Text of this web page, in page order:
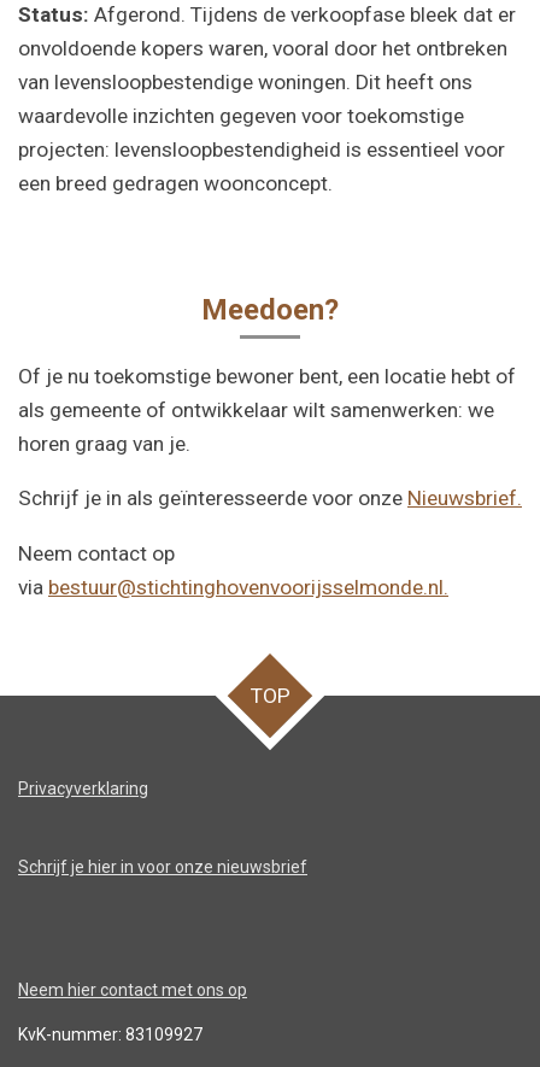
Status: Afgerond. Tijdens de verkoopfase bleek dat er
onvoldoende kopers waren, vooral door het ontbreken
van levensloopbestendige woningen. Dit heeft ons
waardevolle inzichten gegeven voor toekomstige
projecten: levensloopbestendigheid is essentieel voor
een breed gedragen woonconcept.
Meedoen?
Of je nu toekomstige bewoner bent, een locatie hebt of
als gemeente of ontwikkelaar wilt samenwerken: we
horen graag van je.
Schrijf je in als geïnteresseerde voor onze Nieuwsbrief.
Neem contact op
via bestuur@stichtinghovenvoorijsselmonde.nl.
TOP
Privacyverklaring
Schrijf je hier in voor onze nieuwsbrief
Neem hier contact met ons op
KvK-nummer: 83109927